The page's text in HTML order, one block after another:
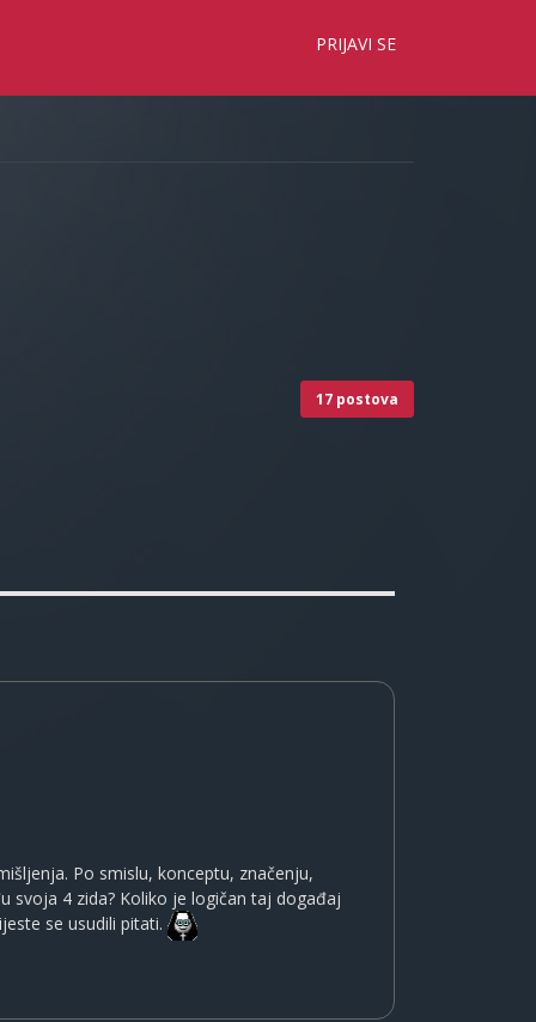
PRIJAVI SE
17 postova
Po smislu, konceptu, značenju,
svoja 4 zida? Koliko je logičan taj događaj
se usudili pitati.